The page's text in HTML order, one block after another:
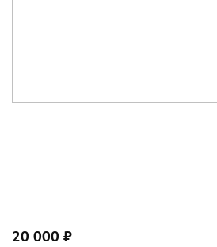
20 000 ₽